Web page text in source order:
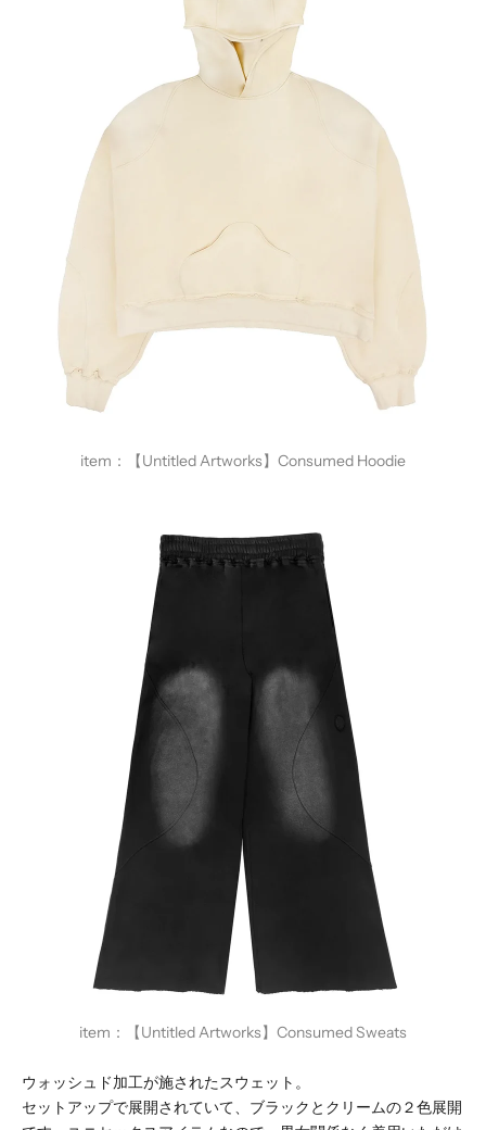
item： 【Untitled Artworks】Consumed Hoodie
item： 【Untitled Artworks】Consumed Sweats
ウォッシュド加工が施されたスウェット。
セットアップで展開されていて、ブラックとクリームの２色展開